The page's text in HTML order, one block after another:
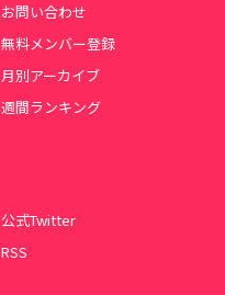
お問い合わせ
無料メンバー登録
月別アーカイブ
週間ランキング
公式Twitter
RSS